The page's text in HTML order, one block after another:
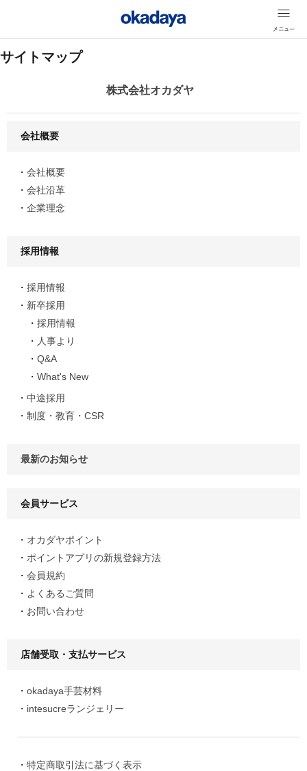
サイトマップ
株式会社オカダヤ
会社概要
会社概要
会社沿革
企業理念
採用情報
採用情報
新卒採用
採用情報
人事より
Q&A
What's New
中途採用
制度・教育・CSR
最新のお知らせ
会員サービス
オカダヤポイント
ポイントアプリの新規登録方法
会員規約
よくあるご質問
お問い合わせ
店舗受取・支払サービス
okadaya手芸材料
intesucreランジェリー
特定商取引法に基づく表示